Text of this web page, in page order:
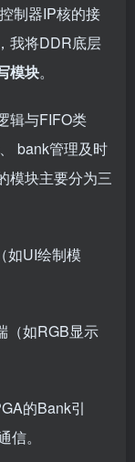
制器IP核的接
我将DDR底层
模块。
辑与FIFO类
bank管理及时
模块主要分为三
如UI绘制模
（如RGB显示
的Bank引
。